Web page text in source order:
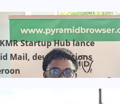
Startup Hub lance
Mail, deux solutions